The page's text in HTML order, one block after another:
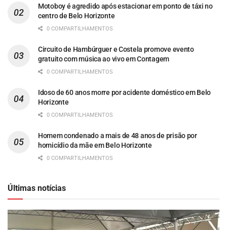
Motoboy é agredido após estacionar em ponto de táxi no
centro de Belo Horizonte
0 COMPARTILHAMENTOS
Circuito de Hambúrguer e Costela promove evento
gratuito com música ao vivo em Contagem
0 COMPARTILHAMENTOS
Idoso de 60 anos morre por acidente doméstico em Belo
Horizonte
0 COMPARTILHAMENTOS
Homem condenado a mais de 48 anos de prisão por
homicídio da mãe em Belo Horizonte
0 COMPARTILHAMENTOS
Últimas notícias